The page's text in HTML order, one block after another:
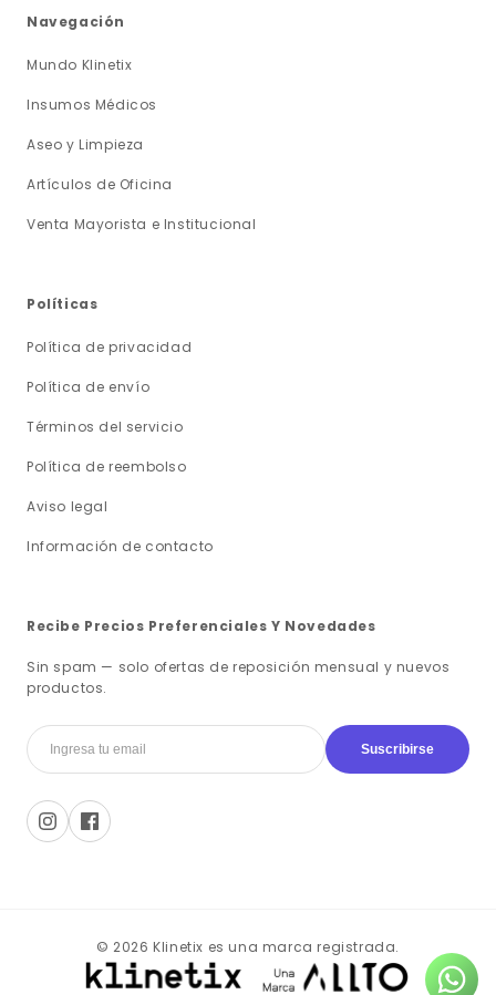
Navegación
Mundo Klinetix
Insumos Médicos
Aseo y Limpieza
Artículos de Oficina
Venta Mayorista e Institucional
Políticas
Política de privacidad
Política de envío
Términos del servicio
Política de reembolso
Aviso legal
Información de contacto
Recibe Precios Preferenciales Y Novedades
Sin spam — solo ofertas de reposición mensual y nuevos
productos.
Suscribirse
© 2026 Klinetix es una marca registrada.